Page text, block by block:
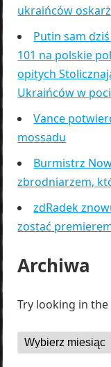
ukraińców
Putin sam
101 na polskie
opitych
Ukraińców w
Vance
mossadu
Burmistrz
zbrodniarzem,
zdRadek
zostać
Archiwa
Try looking in
Archiwa